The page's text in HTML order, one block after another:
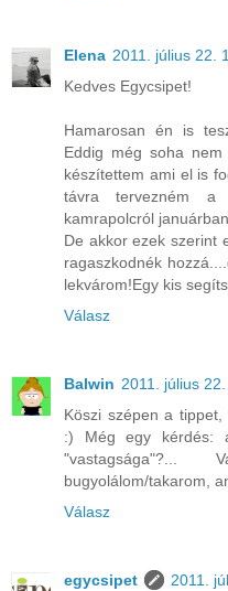
Elena 2011. július 22.
Kedves Egycsipet!
Hamarosan én is
Eddig még soha
készítettem ami el is
távra tervezném
kamrapolcról
De akkor ezek szerint
ragaszkodnék
lekvárom!Egy kis
Válasz
Balwin 2011. július
Köszi szépen a
:) Még egy kérdés:
bugyolálom/takarom,
Válasz
egycsipet
2011.